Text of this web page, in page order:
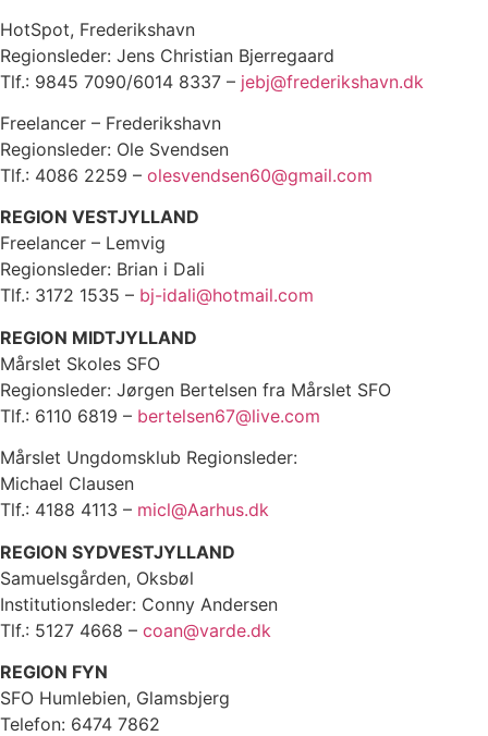
HotSpot, Frederikshavn
Regionsleder: Jens Christian Bjerregaard
Tlf.: 9845 7090/6014 8337 – jebj@frederikshavn.dk
Freelancer – Frederikshavn
Regionsleder: Ole Svendsen
Tlf.: 4086 2259 – olesvendsen60@gmail.com
REGION VESTJYLLAND
Freelancer – Lemvig
Regionsleder: Brian i Dali
Tlf.: 3172 1535 – bj-idali@hotmail.com
REGION MIDTJYLLAND
Mårslet Skoles SFO
Regionsleder: Jørgen Bertelsen fra Mårslet SFO
Tlf.: 6110 6819 – bertelsen67@live.com
Mårslet Ungdomsklub Regionsleder:
Michael Clausen
Tlf.: 4188 4113 – micl@Aarhus.dk
REGION SYDVESTJYLLAND
Samuelsgården, Oksbøl
Institutionsleder: Conny Andersen
Tlf.: 5127 4668 – coan@varde.dk
REGION FYN
SFO Humlebien, Glamsbjerg
Telefon: 6474 7862